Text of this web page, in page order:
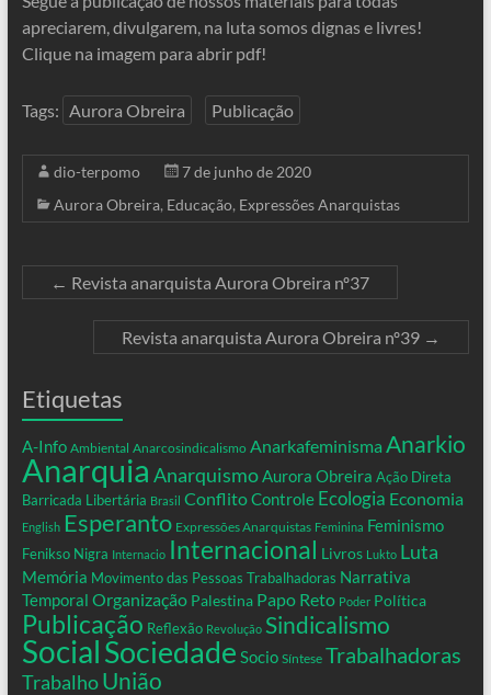
apreciarem, divulgarem, na luta somos dignas e livres!
Clique na imagem para abrir pdf!
Tags: Aurora Obreira Publicação
dio-terpomo
7 de junho de 2020
Aurora Obreira, Educação, Expressões Anarquistas
← Revista anarquista Aurora Obreira nº37
Revista anarquista Aurora Obreira nº39 →
Etiquetas
A-Info Ambiental Anarcosindicalismo Anarkafeminisma Anarkio
Anarquia AnarquismoAurora Obreira Ação Direta
Barricada Libertária Brasil ConflitoControle Ecologia Economia
English Esperanto Expressões Anarquistas Feminina Feminismo
Fenikso Nigra Internacio Internacional Livros Lukto Luta
Memória Movimento das Pessoas Trabalhadoras Narrativa
Temporal Organização Palestina Papo Reto Poder Política
Publicação Reflexão Revolução Sindicalismo
SocialSociedade Socio Síntese Trabalhadoras
Trabalho União